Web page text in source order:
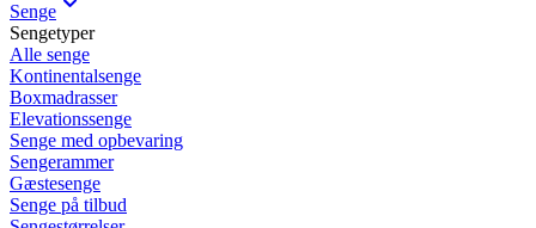
Senge
Sengetyper
Alle senge
Kontinentalsenge
Boxmadrasser
Elevationssenge
Senge med opbevaring
Sengerammer
Gæstesenge
Senge på tilbud